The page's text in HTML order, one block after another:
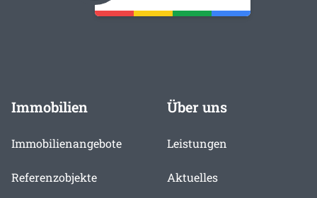
Immobilien
Immobilienangebote
Referenzobjekte
Über uns
Leistungen
Aktuelles